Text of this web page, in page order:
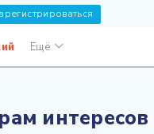
Ещё
интересов